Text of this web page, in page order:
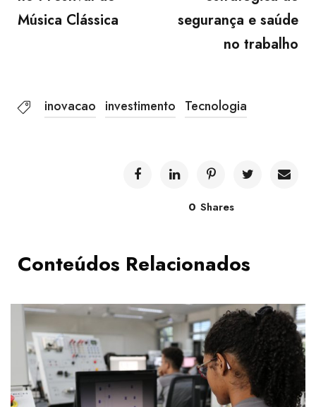
Música Clássica
segurança e saúde
no trabalho
inovacao investimento Tecnologia
0 Shares
Conteúdos Relacionados